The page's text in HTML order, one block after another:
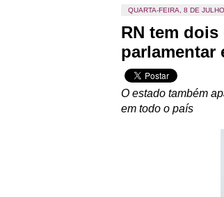
QUARTA-FEIRA, 8 DE
RN tem
parlamentar
O estado também
em todo o país